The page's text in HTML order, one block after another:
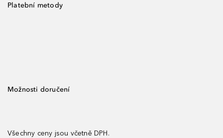
Platební metody
Možnosti doručení
Všechny ceny jsou včetně DPH.